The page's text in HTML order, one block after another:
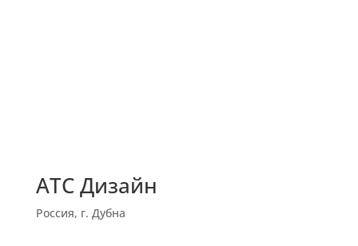
АТС Дизайн
Россия, г. Дубна